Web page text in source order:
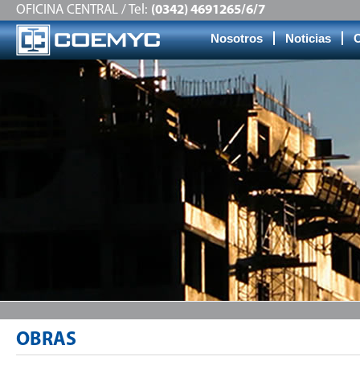
OFICINA CENTRAL / Tel: (0342) 4691265/6/7
Nosotros Noticias
OBRAS